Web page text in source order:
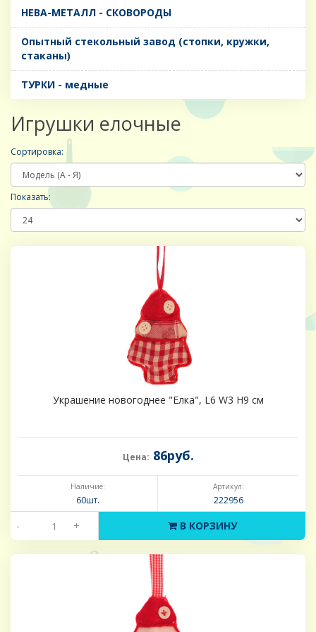
НЕВА-МЕТАЛЛ - СКОВОРОДЫ
Опытный стекольный завод (стопки, кружки,
стаканы)
ТУРКИ - медные
Игрушки елочные
Сортировка:
Показать:
Украшение новогоднее "Елка", L6 W3 H9 см
Цена: 86руб.
Наличие:
60шт.
Артикул:
222956
- + В КОРЗИНУ